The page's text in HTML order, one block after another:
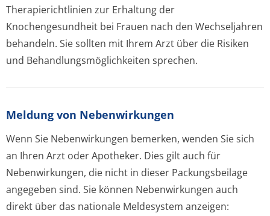
Therapierichtlinien zur Erhaltung der
Knochengesundheit bei Frauen nach den Wechseljahren
behandeln. Sie sollten mit Ihrem Arzt über die Risiken
und Behandlungsmöglichke­iten sprechen.
Meldung von Nebenwirkungen
Wenn Sie Nebenwirkungen bemerken, wenden Sie sich
an Ihren Arzt oder Apotheker. Dies gilt auch für
Nebenwirkungen, die nicht in dieser Packungsbeilage
angegeben sind. Sie können Nebenwirkungen auch
direkt über das nationale Meldesystem anzeigen: